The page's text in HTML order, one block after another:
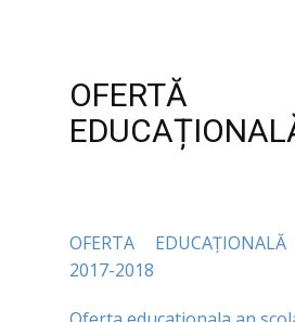
OFERTĂ
OFERTA
2017-2018